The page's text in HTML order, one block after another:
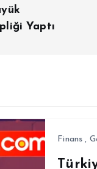
Yaptı
Finans ,